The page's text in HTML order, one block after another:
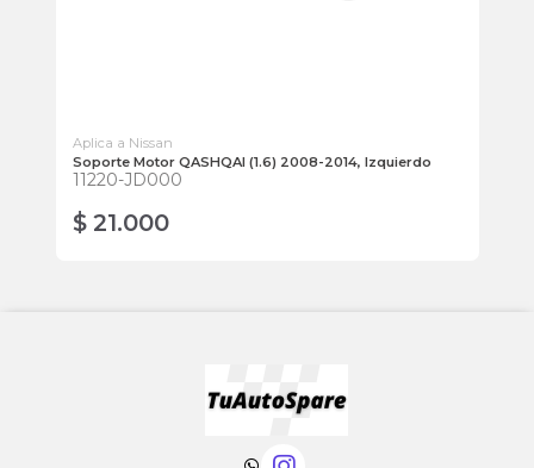
Aplica a Nissan
Soporte Motor QASHQAI (1.6) 2008-2014, Izquierdo
11220-JD000
$ 21.000